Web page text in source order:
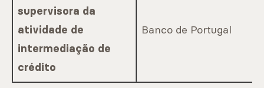
supervisora da
atividade de
intermediação de
crédito
Banco de Portugal